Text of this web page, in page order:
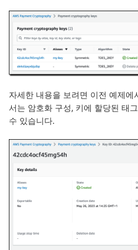
자세한 내용을 보려면 이전 예제에
서는 암호화 구성, 키에 할당된 태
수 있습니다.